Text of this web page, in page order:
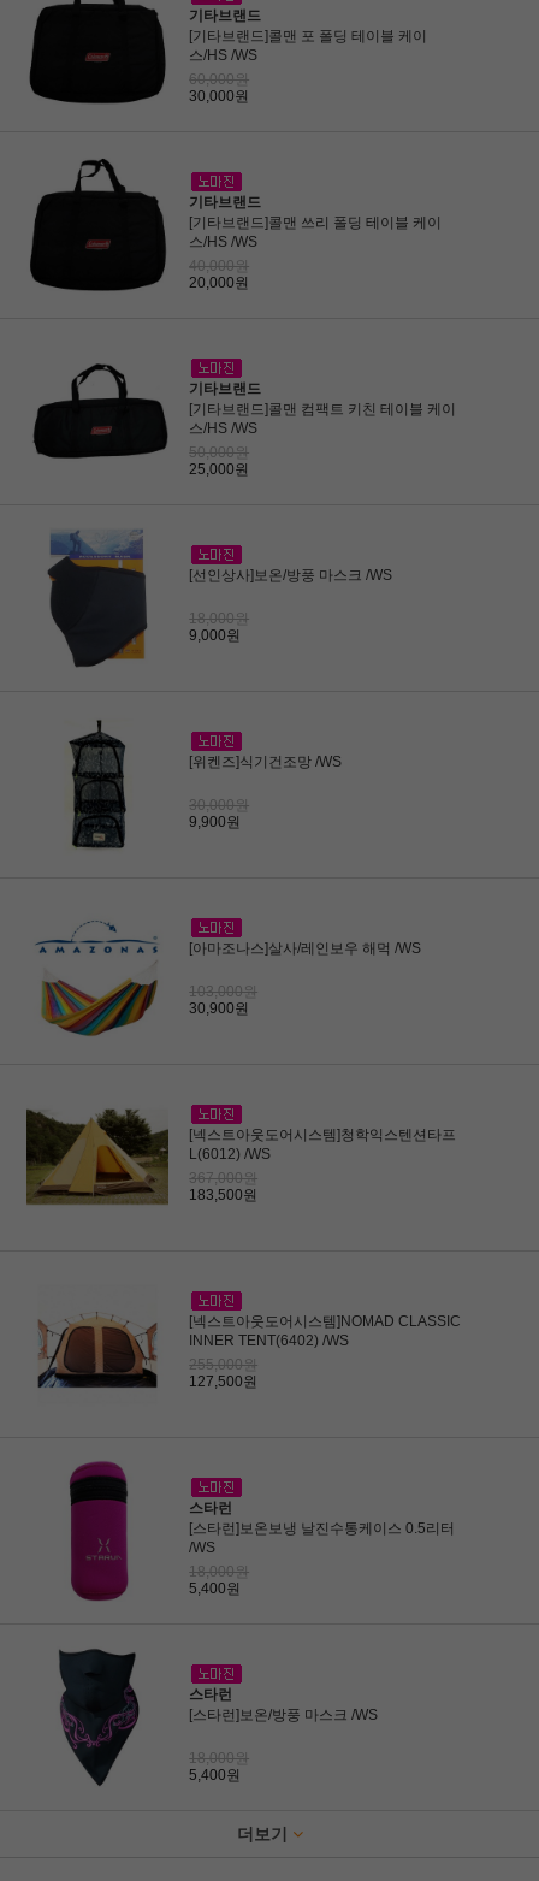
기타브랜드
[기타브랜드]콜맨 포 폴딩 테이블 케이
스/HS /WS
60,000원
30,000원
기타브랜드
[기타브랜드]콜맨 쓰리 폴딩 테이블 케이
스/HS /WS
40,000원
20,000원
기타브랜드
[기타브랜드]콜맨 컴팩트 키친 테이블 케이
스/HS /WS
50,000원
25,000원
[선인상사]보온/방풍 마스크 /WS
18,000원
9,000원
[위켄즈]식기건조망 /WS
30,000원
9,900원
[아마조나스]살사/레인보우 해먹 /WS
103,000원
30,900원
[넥스트아웃도어시스템]청학익스텐션타프
L(6012) /WS
367,000원
183,500원
[넥스트아웃도어시스템]NOMAD CLASSIC
INNER TENT(6402) /WS
255,000원
127,500원
스타런
[스타런]보온보냉 날진수통케이스 0.5리터
/WS
18,000원
5,400원
스타런
[스타런]보온/방풍 마스크 /WS
18,000원
5,400원
더보기